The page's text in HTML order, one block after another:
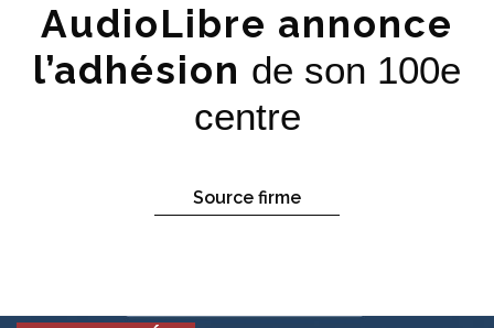
AudioLibre annonce
l’adhésion de son 100e
centre
Source firme